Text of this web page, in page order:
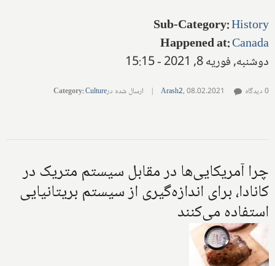
Sub-Category:History
Happened at:Canada
دوشنبه, فوریه 8, 2021 - 15:15
Arash2,08.02.2021
| ارسال شده در Category:Culture 0 دیدگاه
چرا آمریکایی‌ها در مقابل سیستم متریک در
کانادا، برای اندازه‌گیری از سیستم بریتانیایی
استفاده می‌کنند